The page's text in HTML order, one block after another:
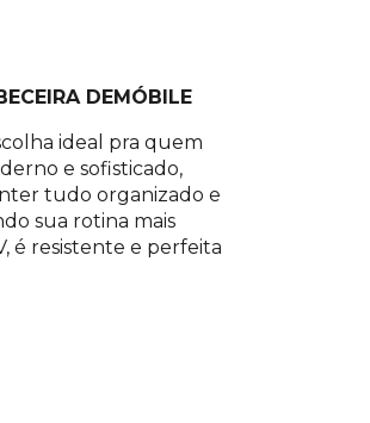
DEMÓBILE
ideal pra quem
e sofisticado,
tudo organizado e
sua rotina mais
é resistente e perfeita